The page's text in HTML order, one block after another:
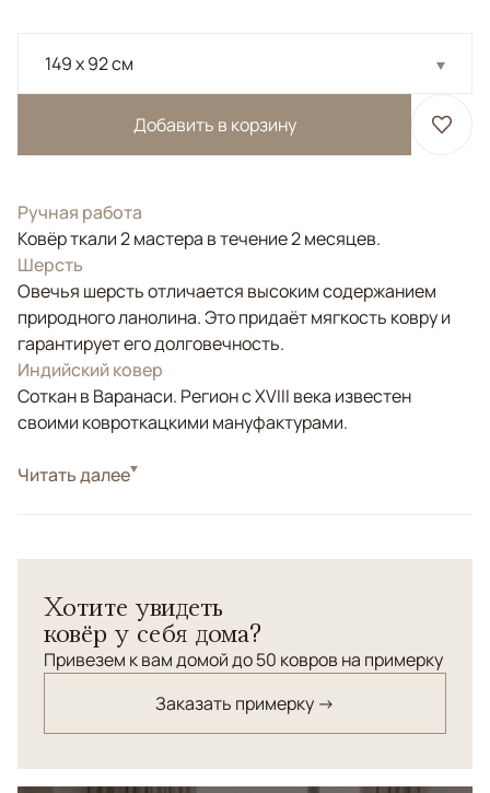
149 x 92 см
Добавить в корзину
Ручная работа
Ковёр ткали 2 мастера в течение 2 месяцев.
Шерсть
Овечья шерсть отличается высоким содержанием
природного ланолина. Это придаёт мягкость ковру и
гарантирует его долговечность.
Индийский ковер
Соткан в Варанаси. Регион с XVIII века известен
своими ковроткацкими мануфактурами.
СтильСовременные
Читать далее
Хотите увидеть
ковёр у себя дома?
Привезем к вам домой до 50 ковров на примерку
Заказать примерку →